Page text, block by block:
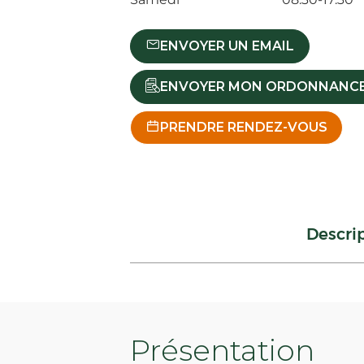
ENVOYER UN EMAIL
ENVOYER MON
PRENDRE RENDEZ-VOUS
Présentation